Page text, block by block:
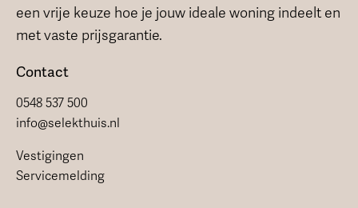
een vrije keuze hoe je jouw ideale woning indeelt en
met vaste prijsgarantie.
Contact
0548 537 500
info@selekthuis.nl
Vestigingen
Servicemelding